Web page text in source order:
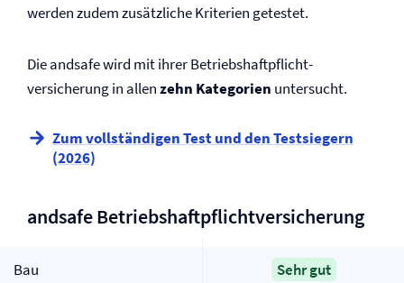
werden zudem zusätzliche Kriterien getestet.
Die andsafe wird mit ihrer Betriebs­haftpflicht­
versicherung in allenzehn Kategorien untersucht.
Zum vollständigen Test und den Testsiegern
(2026)
andsafe Betriebs­haftpflicht­versicherung
Bau Sehr gut